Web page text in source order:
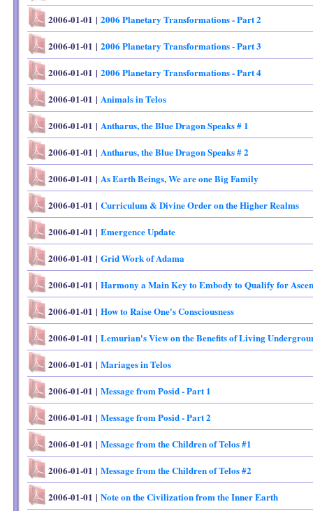
2006-01-01 | 2006 Planetary Transformations - Part 2
2006-01-01 | 2006 Planetary Transformations - Part 3
2006-01-01 | 2006 Planetary Transformations - Part 4
2006-01-01 | Animals in Telos
2006-01-01 | Antharus, the Blue Dragon Speaks # 1
2006-01-01 | Antharus, the Blue Dragon Speaks # 2
2006-01-01 | As Earth Beings, We are one Big Family
2006-01-01 | Curriculum & Divine Order on the Higher Realms
2006-01-01 | Emergence Update
2006-01-01 | Grid Work of Adama
2006-01-01 | Harmony a Main Key to Embody to Qualify for
2006-01-01 | How to Raise One's Consciousness
2006-01-01 | Lemurian's View on the Benefits of Living
2006-01-01 | Mariages in Telos
2006-01-01 | Message from Posid - Part 1
2006-01-01 | Message from Posid - Part 2
2006-01-01 | Message from the Children of Telos #1
2006-01-01 | Message from the Children of Telos #2
2006-01-01 | Note on the Civilization from the Inner Earth